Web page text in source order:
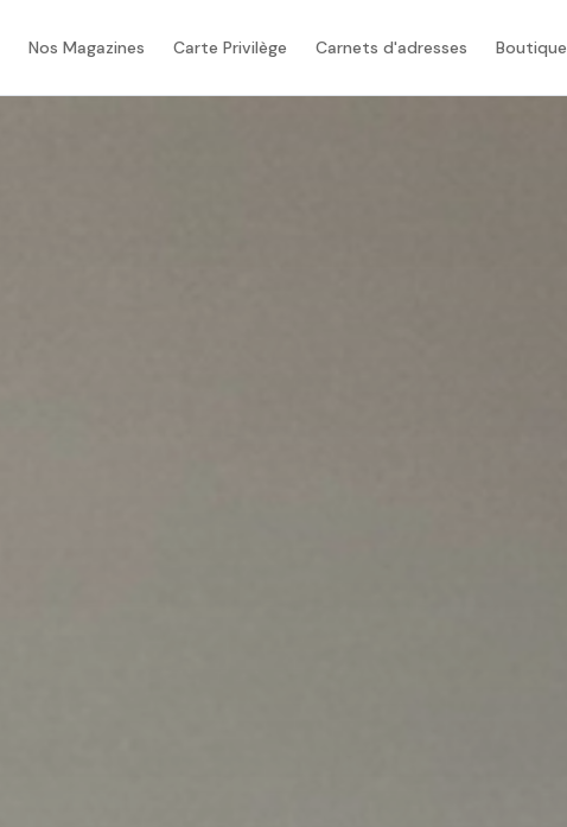
Nos Magazines Carte Privilège Carnets d'adresses Boutique